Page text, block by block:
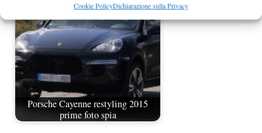
Cookie PolicyDichiarazione sulla Privacy
Porsche Cayenne restyling 2015
prime foto spia